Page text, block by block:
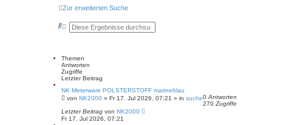
Zur erweiterten Suche
S E
t
e
r
t
e
S
c
h
Themen
Antworten
Zugriffe
Letzter Beitrag
NK Meterware POLSTERSTOFF marineblau
von NK2000 » Fr 17. Jul 2026, 07:21 » in suche0 Antworten
270 Zugriffe
Letzter Beitrag von NK2000
Fr 17. Jul 2026, 07:21